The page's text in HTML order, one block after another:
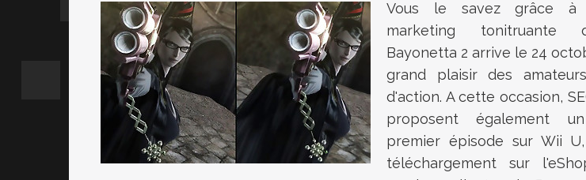
Vous le savez grâce à
marketing tonitruante
Bayonetta 2 arrive le 24
grand plaisir des
d'action. A cette occasion,
proposent également
premier épisode sur Wii
téléchargement sur